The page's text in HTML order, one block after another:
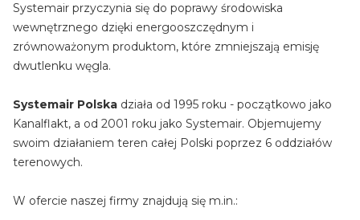
Systemair przyczynia się do poprawy środowiska
wewnętrznego dzięki energooszczędnym i
zrównoważonym produktom, które zmniejszają emisję
dwutlenku węgla.
Systemair Polska działa od 1995 roku - początkowo jako
Kanalflakt, a od 2001 roku jako Systemair. Objemujemy
swoim działaniem teren całej Polski poprzez 6 oddziałów
terenowych.
W ofercie naszej firmy znajdują się m.in.: